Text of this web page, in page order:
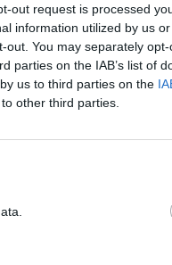
out request is processed
information utilized by us
You may separately
parties on the IAB’s list of
us to third parties on the
other third parties.